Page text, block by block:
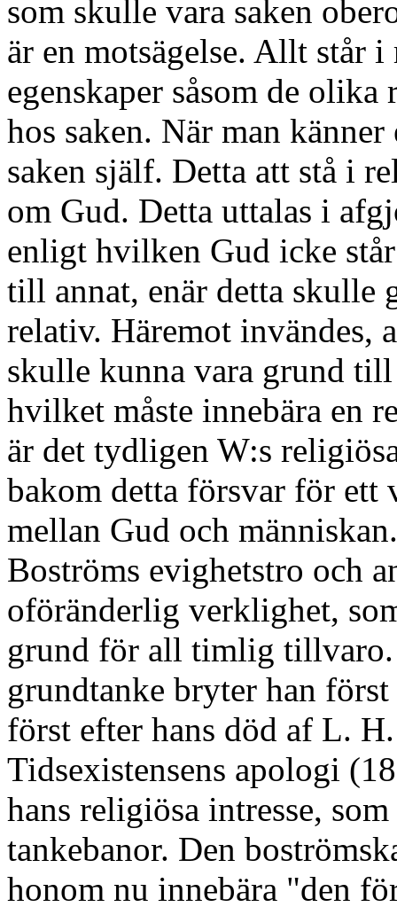
som skulle vara saken
är en motsägelse. Allt står
egenskaper såsom de
hos saken. När man
saken själf. Detta att stå i
om Gud. Detta uttalas i
enligt hvilken Gud icke
till annat, enär detta skulle
relativ. Häremot invändes,
skulle kunna vara grund till
hvilket måste innebära en
är det tydligen W:s
bakom detta försvar för
mellan Gud och
Boströms evighetstro och
oföränderlig verklighet,
grund för all timlig tillvaro.
grundtanke bryter han
först efter hans död af L.
Tidsexistensens apologi
hans religiösa intresse,
tankebanor. Den
honom nu innebära "den